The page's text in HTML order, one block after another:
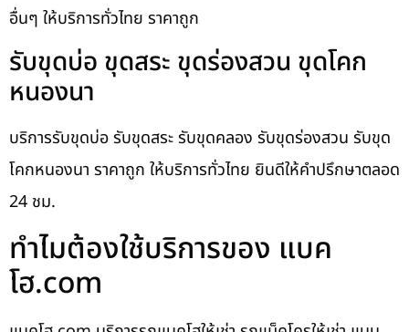
อื่นๆ ให้บริการทั่วไทย ราคาถูก
รับขุดบ่อ ขุดสระ ขุดร่องสวน ขุดโคก
หนองนา
บริการรับขุดบ่อ รับขุดสระ รับขุดคลอง รับขุดร่องสวน รับขุด
โคกหนองนา ราคาถูก ให้บริการทั่วไทย ยินดีให้คำปรึกษาตลอด
24 ชม.
ทำไมต้องใช้บริการของ แบค
โฮ.com